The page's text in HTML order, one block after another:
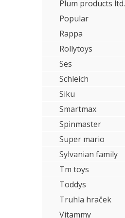
Plum products ltd.
Popular
Rappa
Rollytoys
Ses
Schleich
Siku
Smartmax
Spinmaster
Super mario
Sylvanian family
Tm toys
Toddys
Truhla hraček
Vitammy